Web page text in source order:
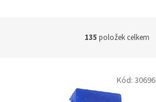
135 položek celkem
Kód: 30696